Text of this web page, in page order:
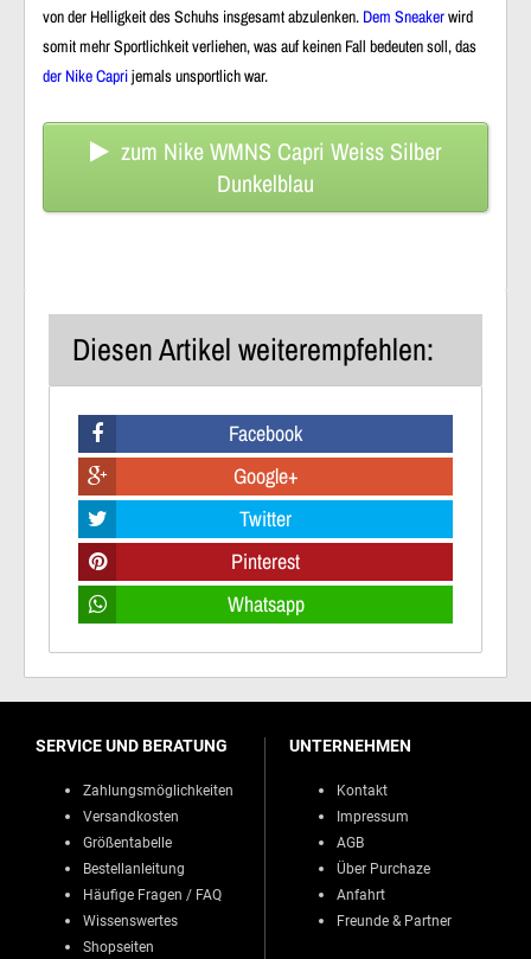
von der Helligkeit des Schuhs insgesamt abzulenken. Dem Sneakerwird
somit mehr Sportlichkeit verliehen, was auf keinen Fall bedeuten soll, das
der Nike Caprijemals unsportlich war.
zum Nike WMNS Capri Weiss Silber
Dunkelblau
Diesen Artikel weiterempfehlen:
Facebook
Google+
Twitter
Pinterest
Whatsapp
SERVICE UND BERATUNG
Zahlungsmöglichkeiten
Versandkosten
Größentabelle
Bestellanleitung
Häufige Fragen / FAQ
Wissenswertes
Shopseiten
UNTERNEHMEN
Kontakt
Impressum
AGB
Über Purchaze
Anfahrt
Freunde & Partner